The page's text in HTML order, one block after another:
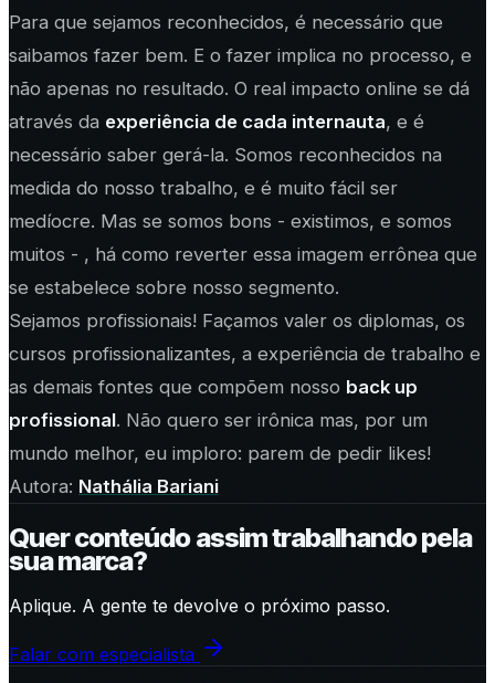
Para que sejamos reconhecidos, é necessário que
saibamos fazer bem. E o fazer implica no processo, e
não apenas no resultado. O real impacto online se dá
através da experiência de cada internauta, e é
necessário saber gerá-la. Somos reconhecidos na
medida do nosso trabalho, e é muito fácil ser
medíocre. Mas se somos bons - existimos, e somos
muitos - , há como reverter essa imagem errônea que
se estabelece sobre nosso segmento.
Sejamos profissionais! Façamos valer os diplomas, os
cursos profissionalizantes, a experiência de trabalho e
as demais fontes que compõem nosso back up
profissional. Não quero ser irônica mas, por um
mundo melhor, eu imploro: parem de pedir likes!
Autora: Nathália Bariani
Quer conteúdo assim trabalhando pela
sua marca?
Aplique. A gente te devolve o próximo passo.
Falar com especialista